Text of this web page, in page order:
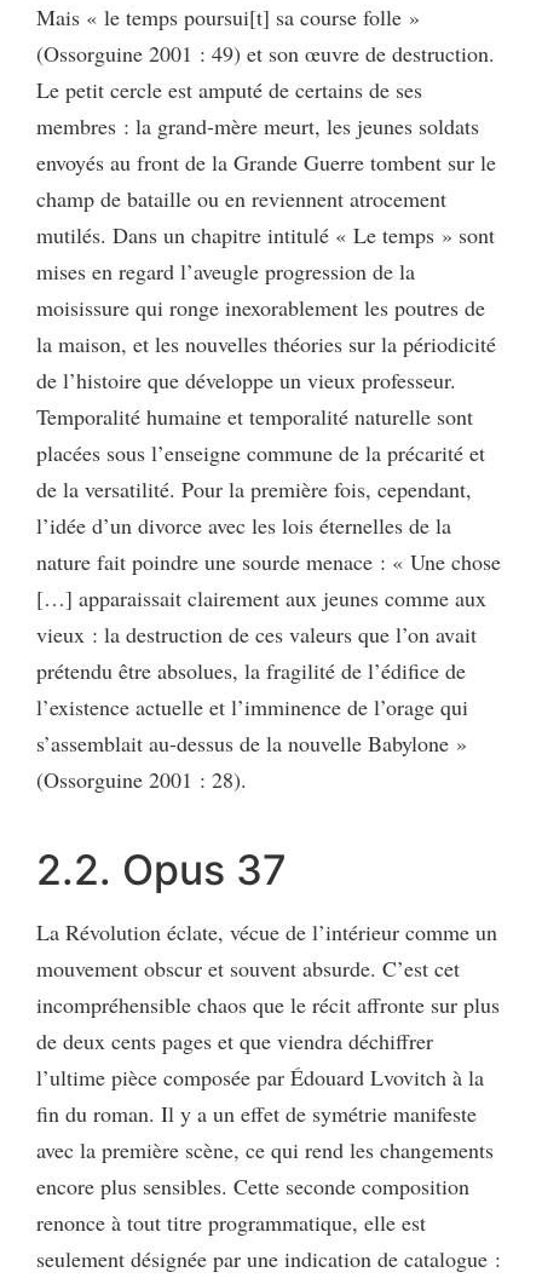
Mais « le temps poursui[t] sa course folle »
(Ossorguine 2001 : 49) et son œuvre de destruction.
Le petit cercle est amputé de certains de ses
membres : la grand-mère meurt, les jeunes soldats
envoyés au front de la Grande Guerre tombent sur le
champ de bataille ou en reviennent atrocement
mutilés. Dans un chapitre intitulé « Le temps » sont
mises en regard l’aveugle progression de la
moisissure qui ronge inexorablement les poutres de
la maison, et les nouvelles théories sur la périodicité
de l’histoire que développe un vieux professeur.
Temporalité humaine et temporalité naturelle sont
placées sous l’enseigne commune de la précarité et
de la versatilité. Pour la première fois, cependant,
l’idée d’un divorce avec les lois éternelles de la
nature fait poindre une sourde menace : « Une chose
[…] apparaissait clairement aux jeunes comme aux
vieux : la destruction de ces valeurs que l’on avait
prétendu être absolues, la fragilité de l’édifice de
l’existence actuelle et l’imminence de l’orage qui
s’assemblait au-dessus de la nouvelle Babylone »
(Ossorguine 2001 : 28).
2.2. Opus 37
La Révolution éclate, vécue de l’intérieur comme un
mouvement obscur et souvent absurde. C’est cet
incompréhensible chaos que le récit affronte sur plus
de deux cents pages et que viendra déchiffrer
l’ultime pièce composée par Édouard Lvovitch à la
fin du roman. Il y a un effet de symétrie manifeste
avec la première scène, ce qui rend les changements
encore plus sensibles. Cette seconde composition
renonce à tout titre programmatique, elle est
seulement désignée par une indication de catalogue :